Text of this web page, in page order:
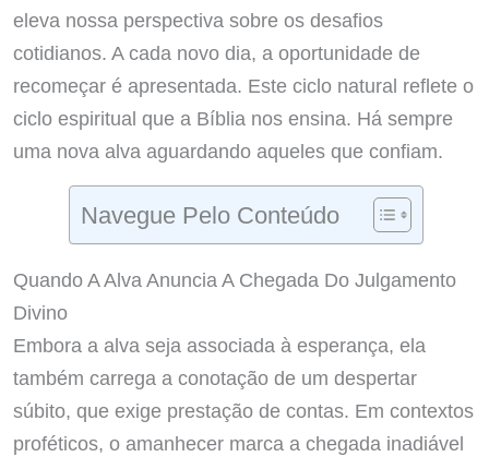
eleva nossa perspectiva sobre os desafios
cotidianos. A cada novo dia, a oportunidade de
recomeçar é apresentada. Este ciclo natural reflete o
ciclo espiritual que a Bíblia nos ensina. Há sempre
uma nova alva aguardando aqueles que confiam.
Navegue Pelo Conteúdo
Quando A Alva Anuncia A Chegada Do Julgamento
Divino
Embora a alva seja associada à esperança, ela
também carrega a conotação de um despertar
súbito, que exige prestação de contas. Em contextos
proféticos, o amanhecer marca a chegada inadiável